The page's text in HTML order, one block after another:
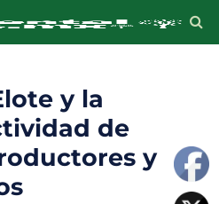
y la
de
y